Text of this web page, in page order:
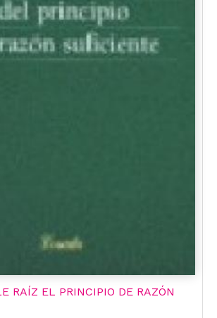
RAÍZ EL PRINCIPIO DE RAZÓN